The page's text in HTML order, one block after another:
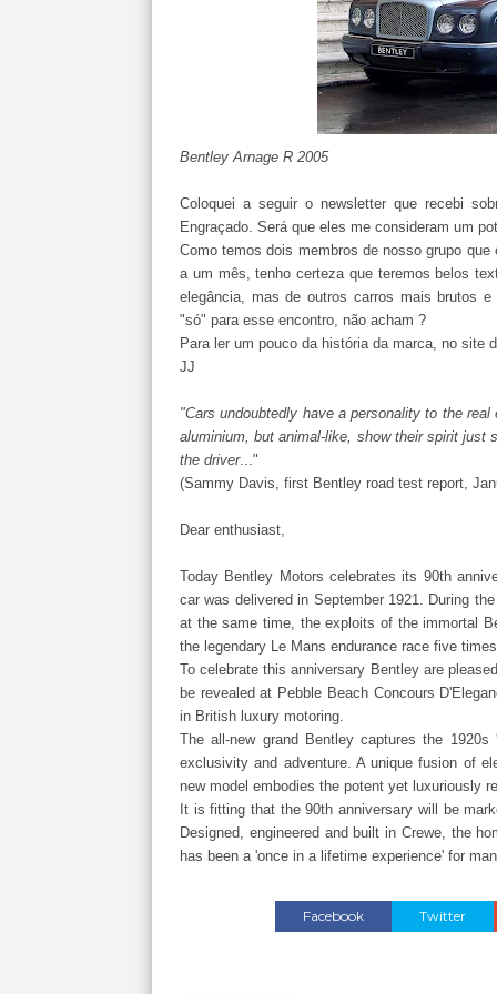
Bentley Arnage R 2005
Coloquei a seguir o newsletter que recebi
Engraçado. Será que eles me consideram um
Como temos dois membros de nosso grupo
a um mês, tenho certeza que teremos belos
elegância, mas de outros carros mais brutos
"só" para esse encontro, não acham ?
Para ler um pouco da história da marca, no site
JJ
"Cars undoubtedly have a personality to the
aluminium, but animal-like, show their spirit just
the driver..."
(Sammy Davis, first Bentley road test report,
Dear enthusiast,
Today Bentley Motors celebrates its 90th
car was delivered in September 1921. During
at the same time, the exploits of the immortal
the legendary Le Mans endurance race five
To celebrate this anniversary Bentley are
be revealed at Pebble Beach Concours
in British luxury motoring.
The all-new grand Bentley captures the
exclusivity and adventure. A unique fusion of
new model embodies the potent yet luxuriously
It is fitting that the 90th anniversary will be
Designed, engineered and built in Crewe, the
has been a 'once in a lifetime experience' for
Facebook Twitter